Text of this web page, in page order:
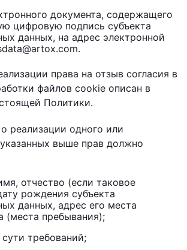
документа, содержащего
цифровую подпись субъекта
данных, на адрес электронной
права на отзыв согласия в
файлов cookie описан в
Политики.
реализации одного или
выше прав должно
отчество (если таковое
рождения субъекта
данных, адрес его места
(места пребывания);
требований;